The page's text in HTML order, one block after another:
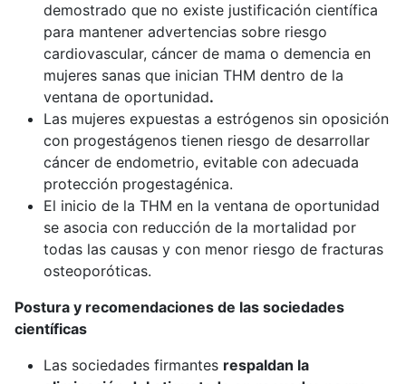
demostrado que no existe justificación científica
para mantener advertencias sobre riesgo
cardiovascular, cáncer de mama o demencia en
mujeres sanas que inician THM dentro de la
ventana de oportunidad.
Las mujeres expuestas a estrógenos sin oposición
con progestágenos tienen riesgo de desarrollar
cáncer de endometrio, evitable con adecuada
protección progestagénica.
El inicio de la THM en la ventana de oportunidad
se asocia con reducción de la mortalidad por
todas las causas y con menor riesgo de fracturas
osteoporóticas.
Postura y recomendaciones de las sociedades
científicas
Las sociedades firmantes respaldan la